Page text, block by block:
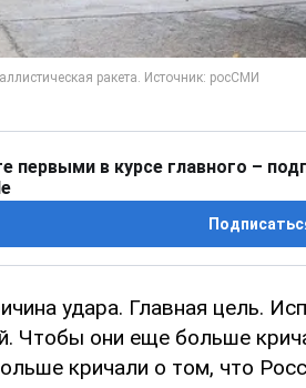
первыми в курсе главного –
удара. Главная цель.
Чтобы они еще больше
кричали о том, что